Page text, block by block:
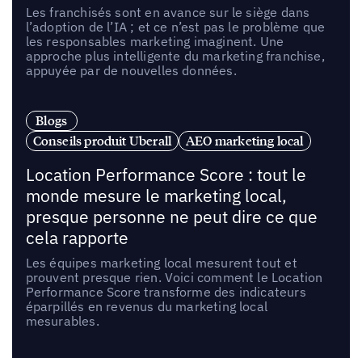
Les franchisés sont en avance sur le siège dans
l’adoption de l’IA ; et ce n’est pas le problème que
les responsables marketing imaginent. Une
approche plus intelligente du marketing franchise,
appuyée par de nouvelles données.
Blogs
Conseils produit Uberall
AEO marketing local
Location Performance Score : tout le
monde mesure le marketing local,
presque personne ne peut dire ce que
cela rapporte
Les équipes marketing local mesurent tout et
prouvent presque rien. Voici comment le Location
Performance Score transforme des indicateurs
éparpillés en revenus du marketing local
mesurables.